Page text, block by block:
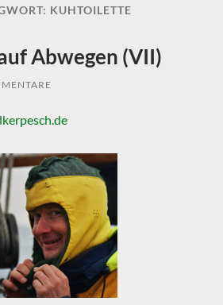
KUHTOILETTE
Abwegen (VII)